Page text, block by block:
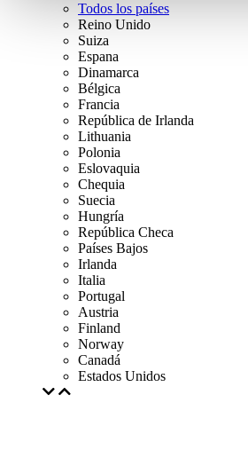
Todos los países
Reino Unido
Suiza
Espana
Dinamarca
Bélgica
Francia
República de Irlanda
Lithuania
Polonia
Eslovaquia
Chequia
Suecia
Hungría
República Checa
Países Bajos
Irlanda
Italia
Portugal
Austria
Finland
Norway
Canadá
Estados Unidos